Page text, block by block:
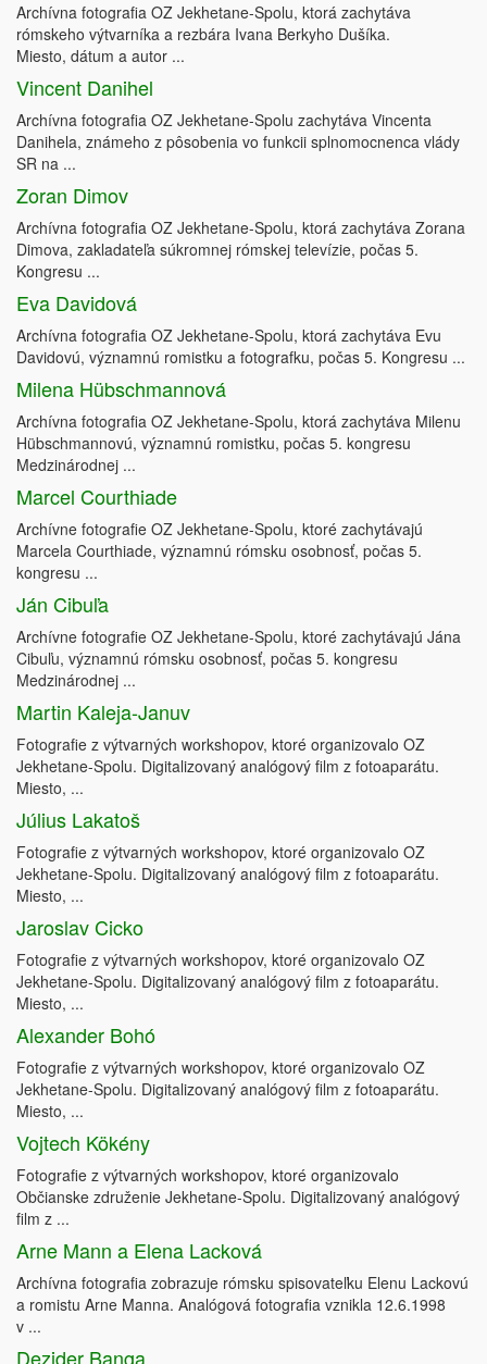
Archívna fotografia OZ Jekhetane-Spolu, ktorá zachytáva
rómskeho výtvarníka a rezbára Ivana Berkyho Dušíka.
Miesto, dátum a autor ...
Vincent Danihel
Archívna fotografia OZ Jekhetane-Spolu zachytáva Vincenta
Danihela, známeho z pôsobenia vo funkcii splnomocnenca vlády
SR na ...
Zoran Dimov
Archívna fotografia OZ Jekhetane-Spolu, ktorá zachytáva Zorana
Dimova, zakladateľa súkromnej rómskej televízie, počas 5.
Kongresu ...
Eva Davidová
Archívna fotografia OZ Jekhetane-Spolu, ktorá zachytáva Evu
Davidovú, významnú romistku a fotografku, počas 5. Kongresu ...
Milena Hübschmannová
Archívna fotografia OZ Jekhetane-Spolu, ktorá zachytáva Milenu
Hübschmannovú, významnú romistku, počas 5. kongresu
Medzinárodnej ...
Marcel Courthiade
Archívne fotografie OZ Jekhetane-Spolu, ktoré zachytávajú
Marcela Courthiade, významnú rómsku osobnosť, počas 5.
kongresu ...
Ján Cibuľa
Archívne fotografie OZ Jekhetane-Spolu, ktoré zachytávajú Jána
Cibuľu, významnú rómsku osobnosť, počas 5. kongresu
Medzinárodnej ...
Martin Kaleja-Januv
Fotografie z výtvarných workshopov, ktoré organizovalo OZ
Jekhetane-Spolu. Digitalizovaný analógový film z fotoaparátu.
Miesto, ...
Július Lakatoš
Fotografie z výtvarných workshopov, ktoré organizovalo OZ
Jekhetane-Spolu. Digitalizovaný analógový film z fotoaparátu.
Miesto, ...
Jaroslav Cicko
Fotografie z výtvarných workshopov, ktoré organizovalo OZ
Jekhetane-Spolu. Digitalizovaný analógový film z fotoaparátu.
Miesto, ...
Alexander Bohó
Fotografie z výtvarných workshopov, ktoré organizovalo OZ
Jekhetane-Spolu. Digitalizovaný analógový film z fotoaparátu.
Miesto, ...
Vojtech Kökény
Fotografie z výtvarných workshopov, ktoré organizovalo
Občianske združenie Jekhetane-Spolu. Digitalizovaný analógový
film z ...
Arne Mann a Elena Lacková
Archívna fotografia zobrazuje rómsku spisovateľku Elenu Lackovú
a romistu Arne Manna. Analógová fotografia vznikla 12.6.1998
v ...
Dezider Banga